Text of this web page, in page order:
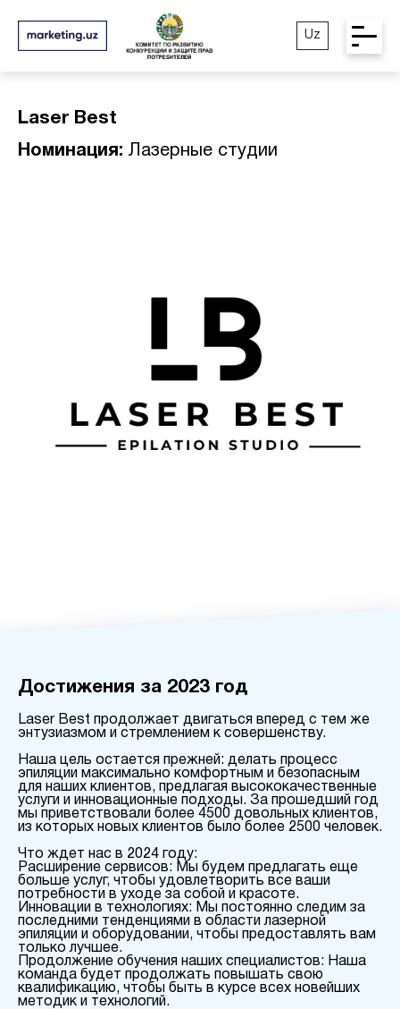
Uz
Laser Best
Номинация: Лазерные студии
Достижения за 2023 год
Laser Best продолжает двигаться вперед с тем же
энтузиазмом и стремлением к совершенству.
Наша цель остается прежней: делать процесс
эпиляции максимально комфортным и безопасным
для наших клиентов, предлагая высококачественные
услуги и инновационные подходы. За прошедший год
мы приветствовали более 4500 довольных клиентов,
из которых новых клиентов было более 2500 человек.
Что ждет нас в 2024 году:
Расширение сервисов: Мы будем предлагать еще
больше услуг, чтобы удовлетворить все ваши
потребности в уходе за собой и красоте.
Инновации в технологиях: Мы постоянно следим за
последними тенденциями в области лазерной
эпиляции и оборудовании, чтобы предоставлять вам
только лучшее.
Продолжение обучения наших специалистов: Наша
команда будет продолжать повышать свою
квалификацию, чтобы быть в курсе всех новейших
методик и технологий.